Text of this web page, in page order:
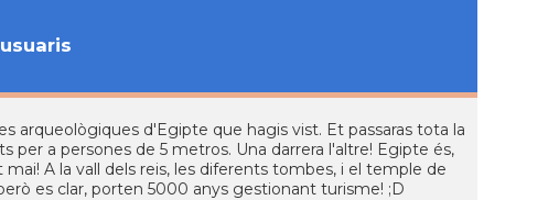
arqueològiques d'Egipte que hagis vist. Et passaras tota la
a persones de 5 metros. Una darrera l'altre! Egipte és,
A la vall dels reis, les diferents tombes, i el temple de
es clar, porten 5000 anys gestionant turisme! ;D